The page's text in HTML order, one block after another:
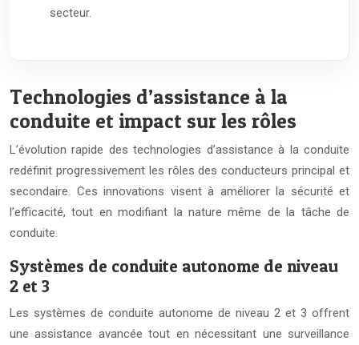
secteur.
Technologies d’assistance à la
conduite et impact sur les rôles
L’évolution rapide des technologies d’assistance à la conduite
redéfinit progressivement les rôles des conducteurs principal et
secondaire. Ces innovations visent à améliorer la sécurité et
l’efficacité, tout en modifiant la nature même de la tâche de
conduite.
Systèmes de conduite autonome de niveau
2 et 3
Les systèmes de conduite autonome de niveau 2 et 3 offrent
une assistance avancée tout en nécessitant une surveillance